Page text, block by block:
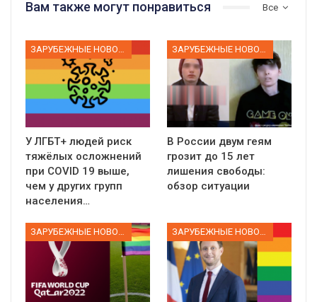
Все
Вам также могут понравиться
У ЛГБТ+ людей риск
тяжёлых осложнений
при COVID 19 выше,
чем у других групп
населения…
В России двум геям
грозит до 15 лет
лишения свободы:
обзор ситуации